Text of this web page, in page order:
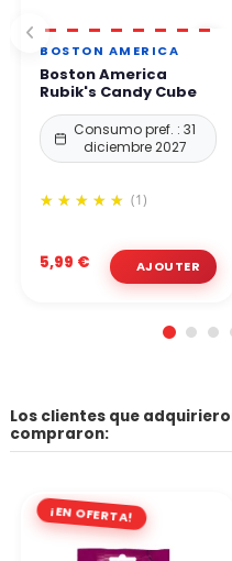
BOSTON AMERICA
Boston America
Rubik's Candy Cube
Consumo pref. : 31
diciembre 2027
(1)
5,99 €
Los clientes que
compraron:
¡EN OFERTA!